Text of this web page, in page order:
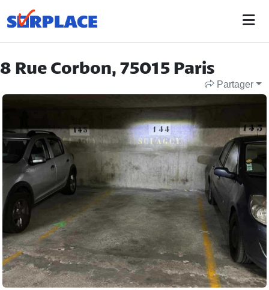
8 Rue Corbon, 75015 Paris
Partager